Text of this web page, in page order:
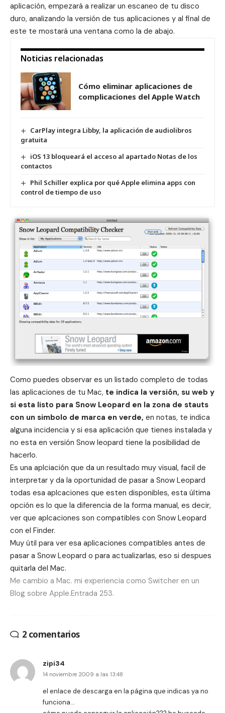
aplicación, empezará a realizar un escaneo de tu disco
duro, analizando la versión de tus aplicaciones y al final de
este te mostará una ventana como la de abajo.
Noticias relacionadas
Cómo eliminar aplicaciones de
complicaciones del Apple Watch
CarPlay integra Libby, la aplicación de audiolibros
gratuita
iOS 13 bloqueará el acceso al apartado Notas de los
contactos
Phil Schiller explica por qué Apple elimina apps con
control de tiempo de uso
Como puedes observar es un listado completo de todas
las aplicaciones de tu Mac, te indica la versión, su web y
si esta listo para Snow Leopard en la zona de stauts
con un simbolo de marca en verde, en notas, te indica
alguna incidencia y si esa aplicación que tienes instalada y
no esta en versión Snow leopard tiene la posibilidad de
hacerlo.
Es una aplciación que da un resultado muy visual, facil de
interpretar y da la oportunidad de pasar a Snow Leopard
todas esa aplcaciones que esten disponibles, esta última
opción es lo que la diferencia de la forma manual, es decir,
ver que aplcaciones son compatibles con Snow Leopard
con el Finder.
Muy útil para ver esa aplicaciones compatibles antes de
pasar a Snow Leopard o para actualizarlas, eso si despues
quitarla del Mac.
Me cambio a Mac. mi experiencia como Switcher en un
Blog sobre Apple.Entrada 253.
2 comentarios
zipi34
14 noviembre 2009 a las 13:48
el enlace de descarga en la página que indicas ya no
funciona…